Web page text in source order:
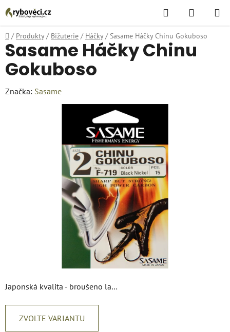
Přejít
na
obsah
Hledat
KOŠÍK
Domů
/ Produkty / Bižuterie / Háčky / Sasame Háčky Chinu Gokuboso
Japonská kvalita - broušeno la…
ZVOLTE VARIANTU
Sasame Háčky Chinu
Gokuboso
Značka: Sasame